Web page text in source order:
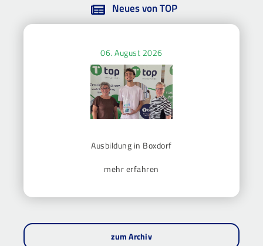
Neues von TOP
06. August 2026
Ausbildung in Boxdorf
mehr erfahren
zum Archiv